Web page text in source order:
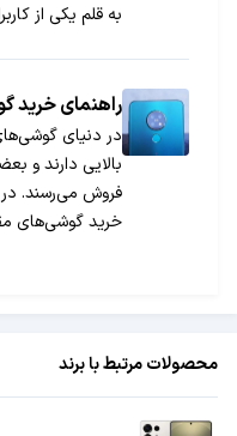
به قلم یکی از
راهنمای خرید
در دنیای
فروش می‌رسند. در
خرید گوشی‌های
محصولات مرتبط با برند